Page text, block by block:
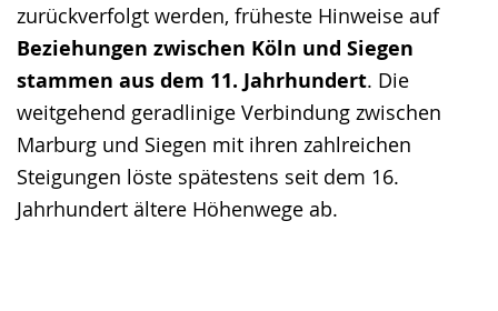
zurückverfolgt werden, früheste Hinweise auf
Beziehungen zwischen Köln und Siegen
stammen aus dem 11. Jahrhundert. Die
weitgehend geradlinige Verbindung zwischen
Marburg und Siegen mit ihren zahlreichen
Steigungen löste spätestens seit dem 16.
Jahrhundert ältere Höhenwege ab.